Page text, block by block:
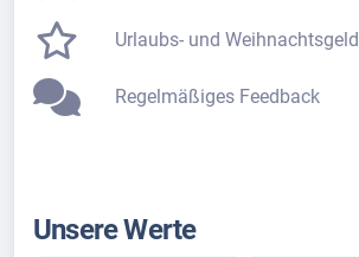
Urlaubs- und Weihnachtsgeld
Regelmäßiges Feedback
Unsere Werte